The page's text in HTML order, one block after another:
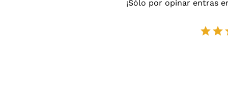
¡Sólo por opinar entras